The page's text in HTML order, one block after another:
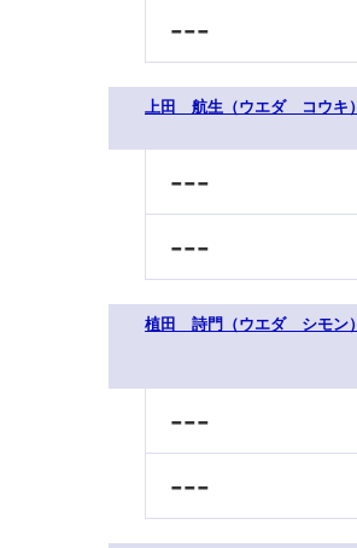
---
上田 航生（ウエダ コウキ）
---
---
植田 詩門（ウエダ シモン）
---
---